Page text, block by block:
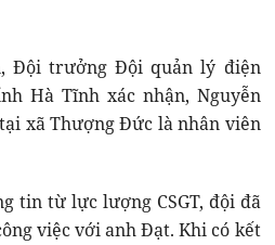
Đội trưởng Đội quản lý điện
Hà Tĩnh xác nhận, Nguyễn
xã Thượng Đức là nhân viên
tin từ lực lượng CSGT, đội đã
việc với anh Đạt. Khi có kết